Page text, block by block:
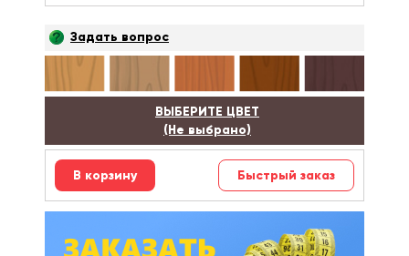
Задать вопрос
ВЫБЕРИТЕ ЦВЕТ
(Не выбрано)
Быстрый заказ